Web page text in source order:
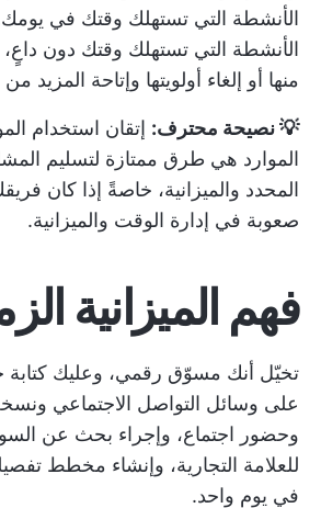
الأنشطة التي تستهلك وقتك في
الأنشطة التي تستهلك وقتك دون
منها أو إلغاء أولويتها وإتاحة المزيد
💡 نصيحة محترف: إتقان استخدام
الموارد هي طرق ممتازة لتسليم
المحدد والميزانية، خاصةً إذا كان
صعوبة في إدارة الوقت والميزانية.
فهم الميزانية
تخيّل أنك مسوّق رقمي، وعليك كتابة
على وسائل التواصل الاجتماعي
وحضور اجتماع، وإجراء بحث عن
للعلامة التجارية، وإنشاء مخطط
في يوم واحد.